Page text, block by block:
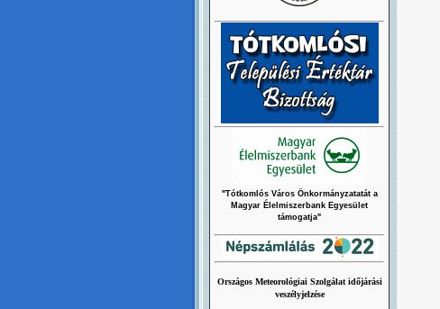
"Tótkomlós Város Önkormányzatatát a
Magyar Élelmiszerbank Egyesület
támogatja"
Országos Meteorológiai Szolgálat időjárási
veszélyjelzése